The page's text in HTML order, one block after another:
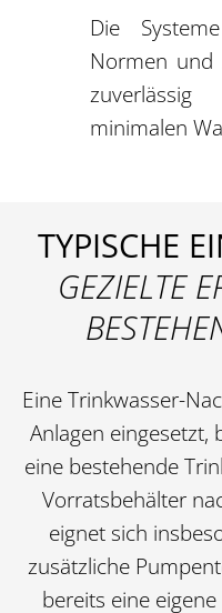
Die
Normen und
minimalen
TYPISCHE
GEZIELTE
Eine Trinkwasser-
Anlagen eingesetzt,
eine bestehende
Vorratsbehälter
eignet sich
zusätzliche
bereits eine